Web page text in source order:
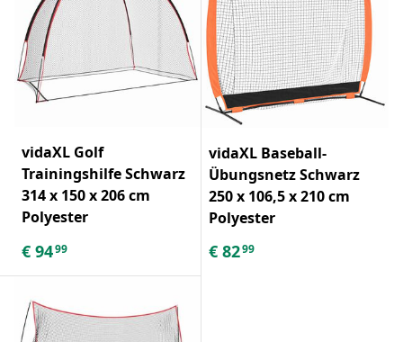
vidaXL Golf
Trainingshilfe Schwarz
314 x 150 x 206 cm
Polyester
€ 9499
vidaXL Baseball-
Übungsnetz Schwarz
250 x 106,5 x 210 cm
Polyester
€ 8299